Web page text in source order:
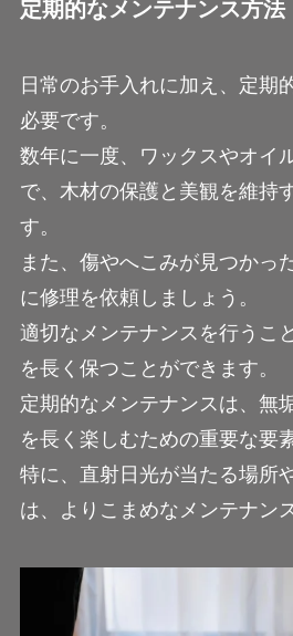
定期的なメンテナンス方法
日常のお手入れに加え、定期
必要です。
数年に一度、ワックスやオイ
で、木材の保護と美観を維持
す。
また、傷やへこみが見つかっ
に修理を依頼しましょう。
適切なメンテナンスを行うこ
を長く保つことができます。
定期的なメンテナンスは、無
を長く楽しむための重要な要
特に、直射日光が当たる場所
は、よりこまめなメンテナン